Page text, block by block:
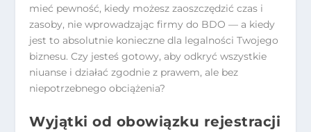
mieć pewność, kiedy możesz zaoszczędzić czas i
zasoby, nie wprowadzając firmy do BDO — a kiedy
jest to absolutnie konieczne dla legalności Twojego
biznesu. Czy jesteś gotowy, aby odkryć wszystkie
niuanse i działać zgodnie z prawem, ale bez
niepotrzebnego obciążenia?
Wyjątki od obowiązku rejestracji